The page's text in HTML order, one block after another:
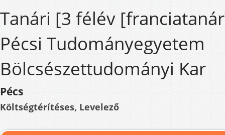
Tanári [3 félév
Pécsi Tudományegyetem
Bölcsészettudományi Kar
Pécs
Költségtérítéses, Levelező